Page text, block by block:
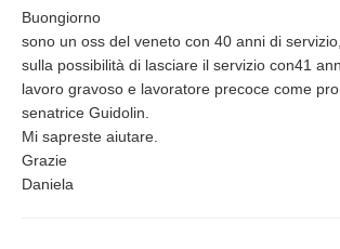
Buongiorno
sono un oss del veneto con 40 anni di
sulla possibilità di lasciare il servizio con41
lavoro gravoso e lavoratore precoce come
senatrice Guidolin.
Mi sapreste aiutare.
Grazie
Daniela